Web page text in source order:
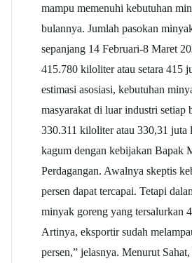
mampu memenuhi kebutuhan
bulannya. Jumlah pasokan
sepanjang 14 Februari-8 Maret
415.780 kiloliter atau setara 415
estimasi asosiasi, kebutuhan
masyarakat di luar industri setiap
330.311 kiloliter atau 330,31 juta
kagum dengan kebijakan Bapak
Perdagangan. Awalnya skeptis
persen dapat tercapai. Tetapi
minyak goreng yang tersalurkan
Artinya, eksportir sudah
persen,” jelasnya. Menurut